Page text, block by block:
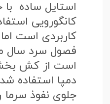
استایل ساده
کانگورویی
کاربردی است
فصول سرد سال
است از کش
دمپا استفاده
جلوی نفوذ سرما